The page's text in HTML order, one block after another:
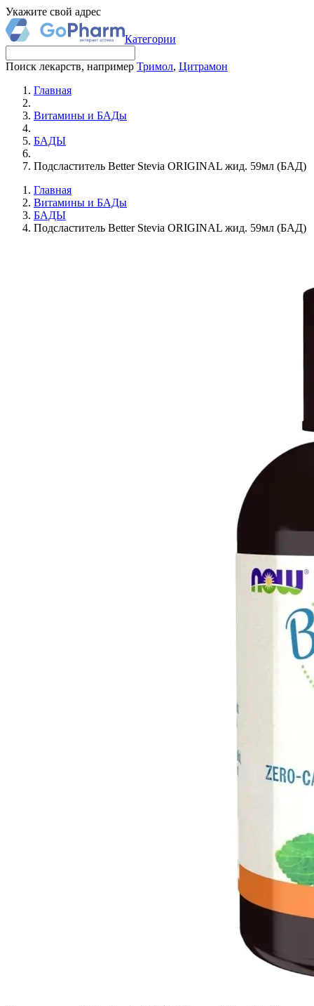
Укажите свой адрес
Категории
Поиск лекарств, например Тримол, Цитрамон
Главная
Витамины и БАДы
БАДЫ
Подсластитель Better Stevia ORIGINAL жид. 59мл (БАД)
Главная
Витамины и БАДы
БАДЫ
Подсластитель Better Stevia ORIGINAL жид. 59мл (БАД)